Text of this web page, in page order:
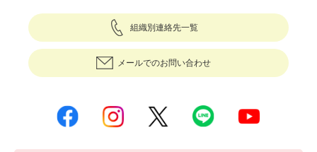
組織別連絡先一覧
メールでのお問い合わせ